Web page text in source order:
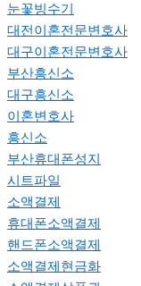
눈꽃빙수기
대전이혼전문변호사
대구이혼전문변호사
부산흥신소
대구흥신소
이혼변호사
흥신소
부산휴대폰성지
시트파일
소액결제
휴대폰소액결제
핸드폰소액결제
소액결제현금화